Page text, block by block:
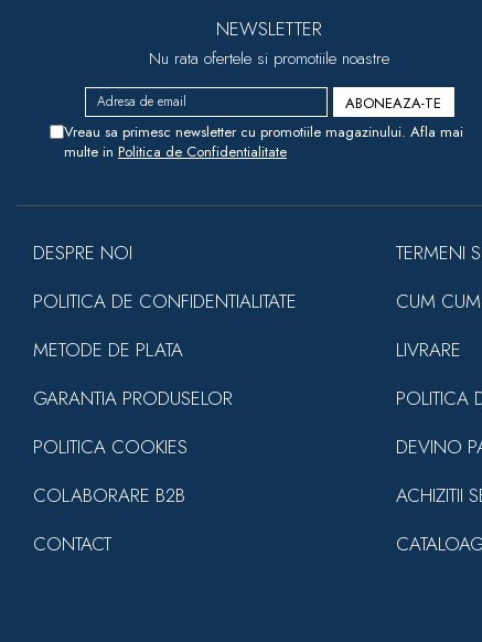
NEWSLETTER
Nu rata ofertele si promotiile noastre
Vreau sa primesc newsletter cu promotiile magazinului. Afla mai
multe in Politica de Confidentialitate
DESPRE NOI
POLITICA DE CONFIDENTIALITATE
METODE DE PLATA
GARANTIA PRODUSELOR
POLITICA COOKIES
COLABORARE B2B
CONTACT
TERMENI
CUM
LIVRARE
POLITICA
DEVINO
ACHIZITII